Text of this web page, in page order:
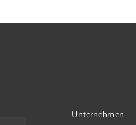
Unternehmen